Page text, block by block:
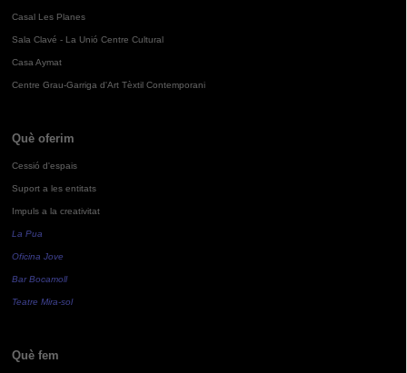
Casal Les Planes
Sala Clavé - La Unió Centre Cultural
Casa Aymat
Centre Grau-Garriga d'Art Tèxtil Contemporani
Què oferim
Cessió d'espais
Suport a les entitats
Impuls a la creativitat
La Pua
Oficina Jove
Bar Bocamoll
Teatre Mira-sol
Què fem